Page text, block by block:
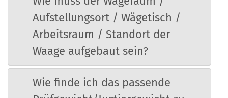
Aufstellungsort / Wägetisch /
Arbeitsraum / Standort der
Waage aufgebaut sein?
Wie finde ich das passende